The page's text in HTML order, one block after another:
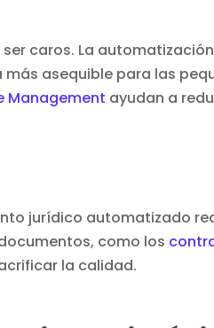
caros. La
asequible para las
Management ayudan a
jurídico automatizado
como los
la calidad.